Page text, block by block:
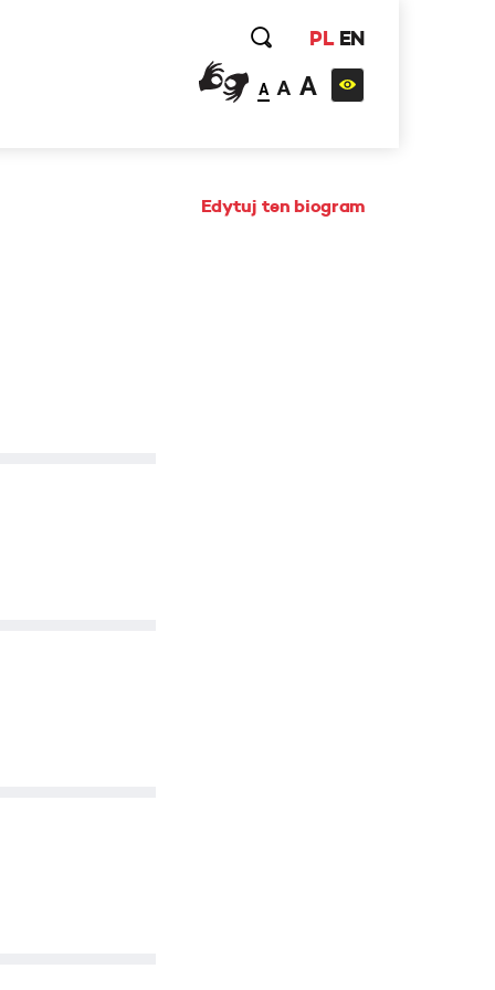
PL EN
A A A
Edytuj ten biogram